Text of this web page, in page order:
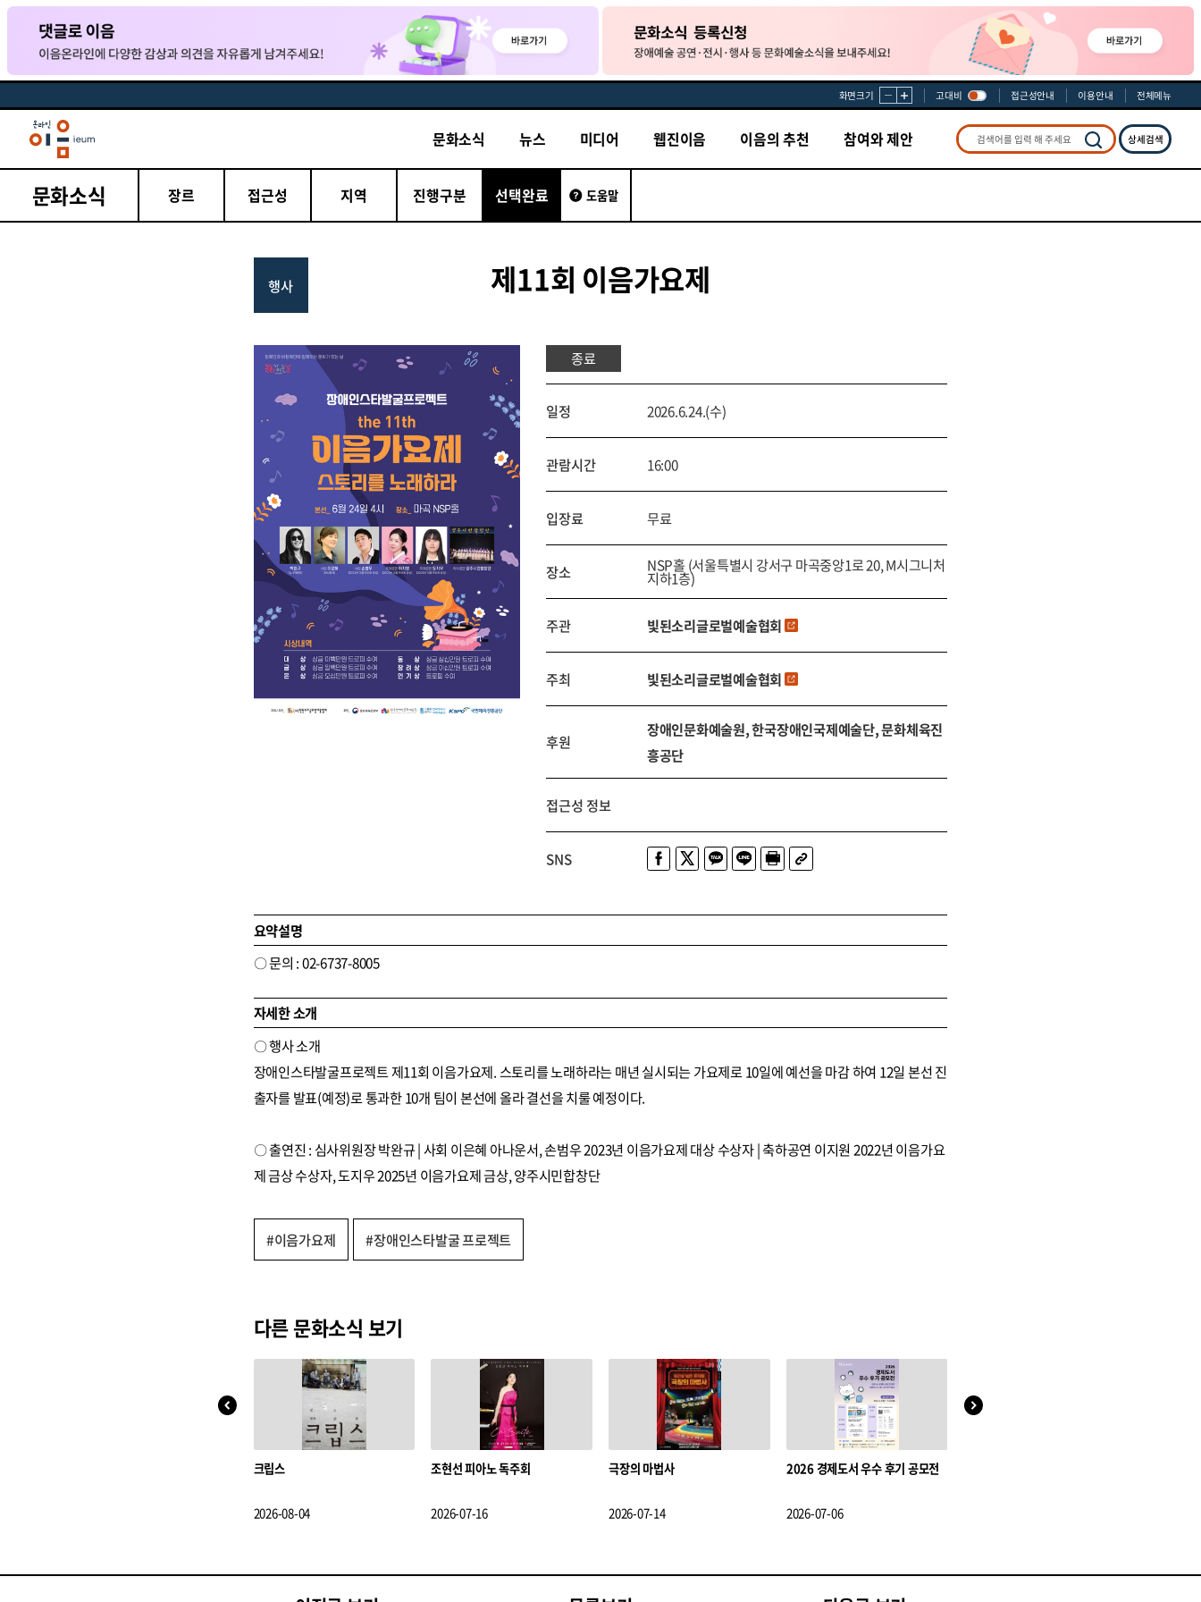
화면크기 고대비 접근성안내 이용안내 전체메뉴
문화소식 뉴스 미디어 웹진이음 이음의 추천 참여와 제안 검색 상세검색
문화소식 장르 접근성 지역 진행구분 선택완료 도움말
행사 제11회 이음가요제
종료
일정 2026.6.24.(수)
관람시간 16:00
입장료 무료
장소 NSP홀 (서울특별시 강서구 마곡중앙1로 20, M시그니처
지하1층)
주관 빛된소리글로벌예술협회
주최 빛된소리글로벌예술협회
후원
장애인문화예술원, 한국장애인국제예술단, 문화체육진
흥공단
접근성 정보
SNS
요약설명
〇 문의 : 02-6737-8005
자세한 소개
〇 행사 소개
장애인스타발굴프로젝트 제11회 이음가요제. 스토리를 노래하라는 매년 실시되는 가요제로 10일에 예선을 마감 하여 12일 본선 진
출자를 발표(예정)로 통과한 10개 팀이 본선에 올라 결선을 치룰 예정이다.
〇 출연진 : 심사위원장 박완규 | 사회 이은혜 아나운서, 손범우 2023년 이음가요제 대상 수상자 | 축하공연 이지원 2022년 이음가요
제 금상 수상자, 도지우 2025년 이음가요제 금상, 양주시민합창단
#이음가요제 #장애인스타발굴 프로젝트
다른 문화소식 보기
크립스
2026-08-04
조현선 피아노 독주회
2026-07-16
극장의 마법사
2026-07-14
2026 경제도서 우수 후기 공모전
2026-07-06